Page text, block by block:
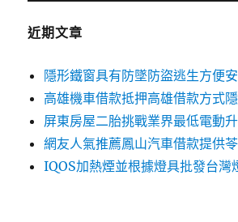
近期文章
隱形鐵窗具有防墜防盜逃生方便
高雄機車借款抵押高雄借款方式
屏東房屋二胎挑戰業界最低電動
網友人氣推薦鳳山汽車借款提供
IQOS加熱煙並根據燈具批發台灣